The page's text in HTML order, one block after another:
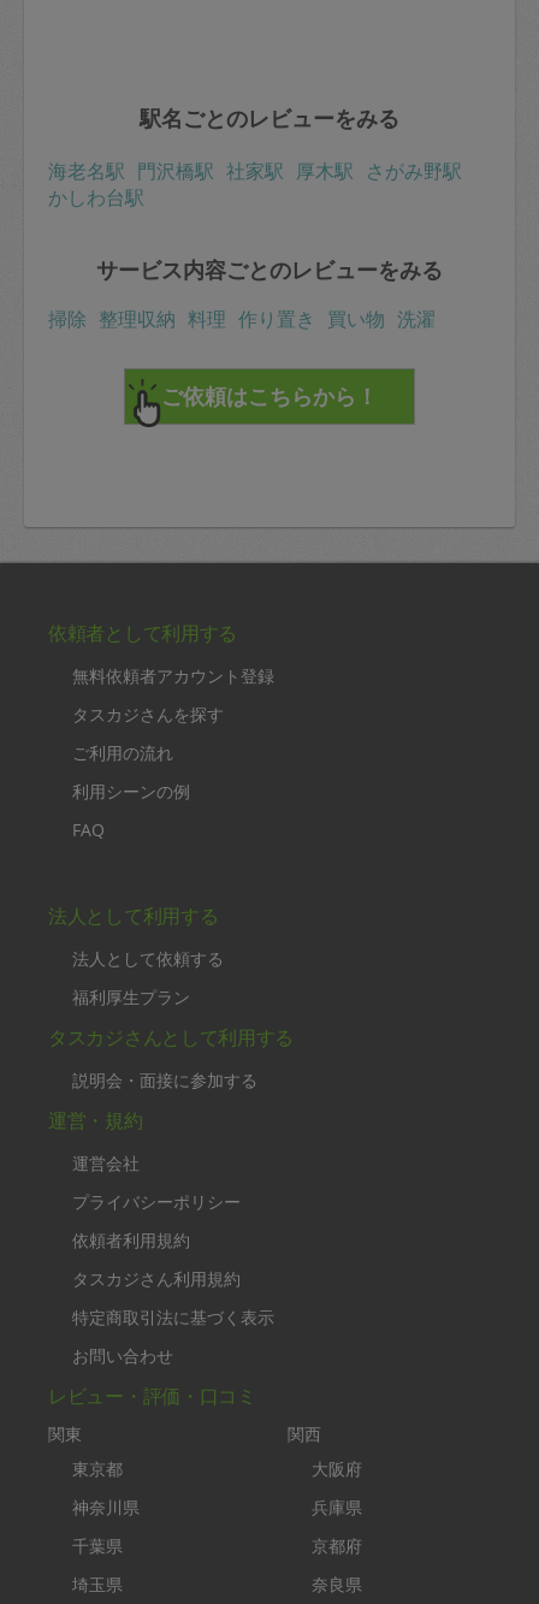
駅名ごとのレビューをみる
海老名駅 門沢橋駅 社家駅 厚木駅 さがみ野駅
かしわ台駅
サービス内容ごとのレビューをみる
掃除 整理収納 料理 作り置き 買い物 洗濯
依頼者として利用する
無料依頼者アカウント登録
タスカジさんを探す
ご利用の流れ
利用シーンの例
FAQ
法人として利用する
法人として依頼する
福利厚生プラン
タスカジさんとして利用する
説明会・面接に参加する
運営・規約
運営会社
プライバシーポリシー
依頼者利用規約
タスカジさん利用規約
特定商取引法に基づく表示
お問い合わせ
レビュー・評価・口コミ
関東
東京都
神奈川県
千葉県
埼玉県
関西
大阪府
兵庫県
京都府
奈良県